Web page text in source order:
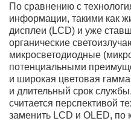
По сравнению с
информации, такими как
дисплеи (LCD) и уже
органические
микросветодиодные
потенциальными
и широкая цветовая
и длительный срок
считается перспективой
заменить LCD и OLED, по